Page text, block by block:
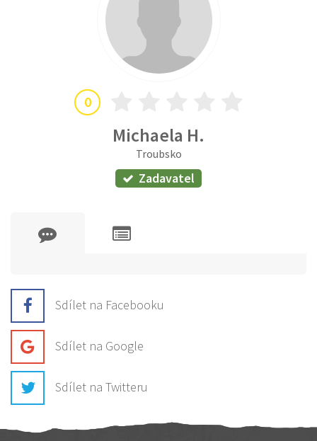
0
Michaela H.
Troubsko
Zadavatel
Sdílet na Facebooku
Sdílet na Google
Sdílet na Twitteru